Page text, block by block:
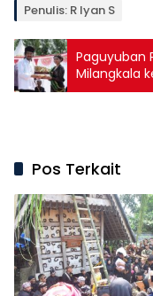
Penulis: R Iyan S
Paguyuban
Milangkala
Memajukan
Pos Terkait